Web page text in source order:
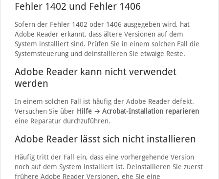
Fehler 1402 und Fehler 1406
Sofern der Fehler 1402 oder 1406 ausgegeben wird, hat
Adobe Reader erkannt, dass ältere Versionen auf dem
System installiert sind. Prüfen Sie in einem solchen Fall die
Systemsteuerung und deinstallieren Sie etwaige Reste.
Adobe Reader kann nicht verwendet
werden
In einem solchen Fall ist häufig der Adobe Reader defekt.
Versuchen Sie über Hilfe→ Acrobat-Installation reparieren
eine Reparatur durchzuführen.
Adobe Reader lässt sich nicht installieren
Häufig tritt der Fall ein, dass eine vorhergehende Version
noch auf dem System installiert ist. Deinstallieren Sie zuerst
frühere Adobe Reader Versionen, ehe Sie eine